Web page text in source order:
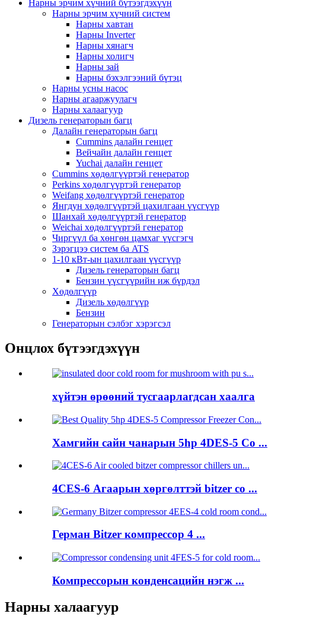
Нарны эрчим хүчний бүтээгдэхүүн
Нарны эрчим хүчний систем
Нарны хавтан
Нарны Inverter
Нарны хянагч
Нарны холигч
Нарны зай
Нарны бэхэлгээний бүтэц
Нарны усны насос
Нарны агааржуулагч
Нарны халаагуур
Дизель генераторын багц
Далайн генераторын багц
Cummins далайн генцет
Вейчайн далайн генцет
Yuchai далайн генцет
Cummins хөдөлгүүртэй генератор
Perkins хөдөлгүүртэй генератор
Weifang хөдөлгүүртэй генератор
Янгдун хөдөлгүүртэй цахилгаан үүсгүүр
Шанхай хөдөлгүүртэй генератор
Weichai хөдөлгүүртэй генератор
Чиргүүл ба хөнгөн цамхаг үүсгэгч
Зэрэгцээ систем ба ATS
1-10 кВт-ын цахилгаан үүсгүүр
Дизель генераторын багц
Бензин үүсгүүрийн иж бүрдэл
Хөдөлгүүр
Дизель хөдөлгүүр
Бензин
Генераторын сэлбэг хэрэгсэл
Онцлох бүтээгдэхүүн
хүйтэн өрөөний тусгаарлагдсан хаалга
Хамгийн сайн чанарын 5hp 4DES-5 Co ...
4CES-6 Агаарын хөргөлттэй bitzer co ...
Герман Bitzer компрессор 4 ...
Компрессорын конденсацийн нэгж ...
Нарны халаагуур